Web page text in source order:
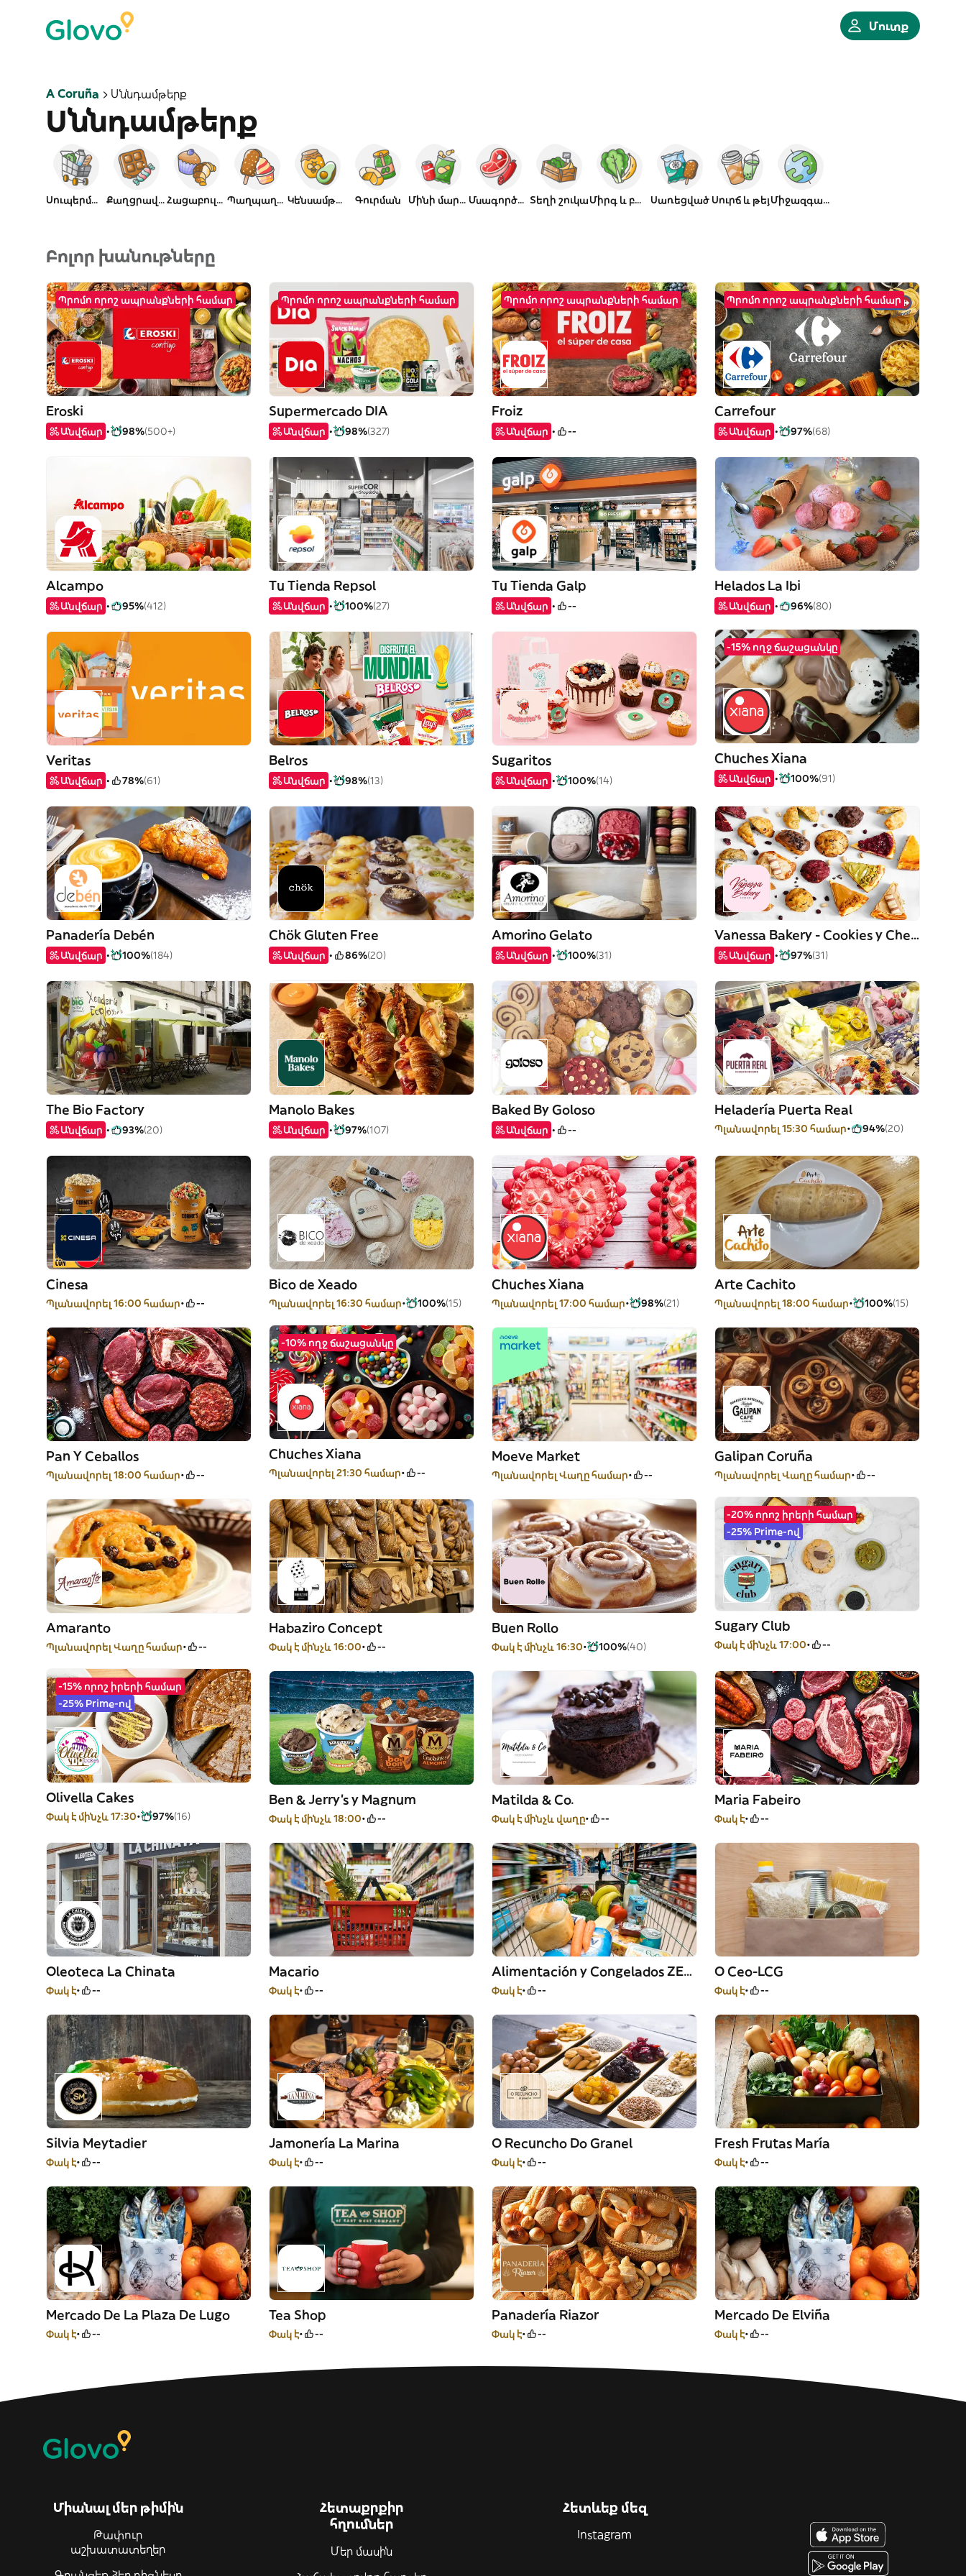
Մուտք
A Coruña Սննդամթերք
Սննդամթերք
Սուպերմարկետ Քաղցրավենիք Հացաբուլկեղեն Պաղպաղակ Կենսամթերք Գուրման Մինի մարկետ Մսագործական Տեղի շուկա Միրգ և բանջ. Սառեցված Սուրճ և թեյ Միջազգային
Բոլոր խանութները
Պրոմո որոշ ապրանքների համար
Eroski
Անվճար 98%(500+)
Պրոմո որոշ ապրանքների համար
Supermercado DIA
Անվճար 98%(327)
Պրոմո որոշ ապրանքների համար
Froiz
Անվճար --
Պրոմո որոշ ապրանքների համար
Carrefour
Անվճար 97%(68)
Alcampo
Անվճար 95%(412)
Tu Tienda Repsol
Անվճար 100%(27)
Tu Tienda Galp
Անվճար --
Helados La Ibi
Անվճար 96%(80)
Veritas
Անվճար 78%(61)
Belros
Անվճար 98%(13)
Sugaritos
Անվճար 100%(14)
-15% ողջ ճաշացանկը
Chuches Xiana
Անվճար 100%(91)
Panadería Debén
Անվճար 100%(184)
Chök Gluten Free
Անվճար 86%(20)
Amorino Gelato
Անվճար 100%(31)
Vanessa Bakery - Cookies y Cheesecakes
Անվճար 97%(31)
The Bio Factory
Անվճար 93%(20)
Manolo Bakes
Անվճար 97%(107)
Baked By Goloso
Անվճար --
Heladería Puerta Real
Պլանավորել 15:30 համար 94%(20)
Cinesa
Պլանավորել 16:00 համար --
Bico de Xeado
Պլանավորել 16:30 համար 100%(15)
Chuches Xiana
Պլանավորել 17:00 համար 98%(21)
Arte Cachito
Պլանավորել 18:00 համար 100%(15)
Pan Y Ceballos
Պլանավորել 18:00 համար --
-10% ողջ ճաշացանկը
Chuches Xiana
Պլանավորել 21:30 համար --
Moeve Market
Պլանավորել Վաղը համար --
Galipan Coruña
Պլանավորել Վաղը համար --
Amaranto
Պլանավորել Վաղը համար --
Habaziro Concept
Փակ է մինչև 16:00 --
Buen Rollo
Փակ է մինչև 16:30 100%(40)
-20% որոշ իրերի համար
-25% Prime-ով
Sugary Club
Փակ է մինչև 17:00 --
-15% որոշ իրերի համար
-25% Prime-ով
Olivella Cakes
Փակ է մինչև 17:30 97%(16)
Ben & Jerry's y Magnum
Փակ է մինչև 18:00 --
Matilda & Co.
Փակ է մինչև վաղը --
Maria Fabeiro
Փակ է --
Oleoteca La Chinata
Փակ է --
Macario
Փակ է --
Alimentación y Congelados ZEYSE
Փակ է --
O Ceo-LCG
Փակ է --
Silvia Meytadier
Փակ է --
Jamonería La Marina
Փակ է --
O Recuncho Do Granel
Փակ է --
Fresh Frutas María
Փակ է --
Mercado De La Plaza De Lugo
Փակ է --
Tea Shop
Փակ է --
Panadería Riazor
Փակ է --
Mercado De Elviña
Փակ է --
Միանալ մեր թիմին
Թափուր
աշխատատեղեր
Հետաքրքիր
հղումներ
Մեր մասին
Հետևեք մեզ
Instagram